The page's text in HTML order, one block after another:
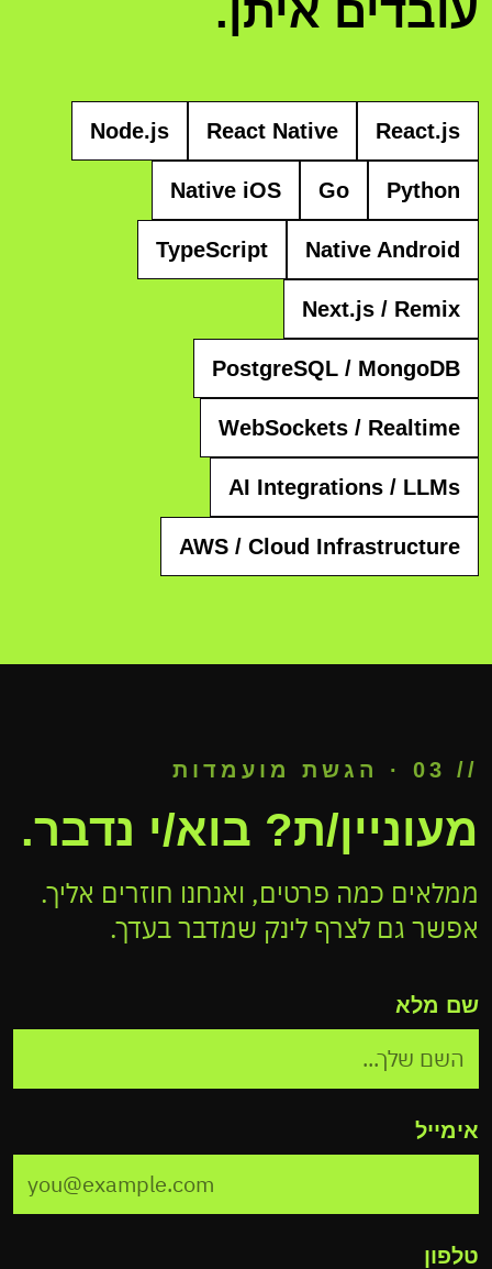
עובדים איתן.
React.js
React Native
Node.js
Python
Go
Native iOS
Native Android
TypeScript
Next.js / Remix
PostgreSQL / MongoDB
WebSockets / Realtime
AI Integrations / LLMs
AWS / Cloud Infrastructure
// 03 · הגשת מועמדות
מעוניין/ת? בוא/י נדבר.
ממלאים כמה פרטים, ואנחנו חוזרים אליך.
אפשר גם לצרף לינק שמדבר בעדך.
שם מלא
אימייל
טלפון